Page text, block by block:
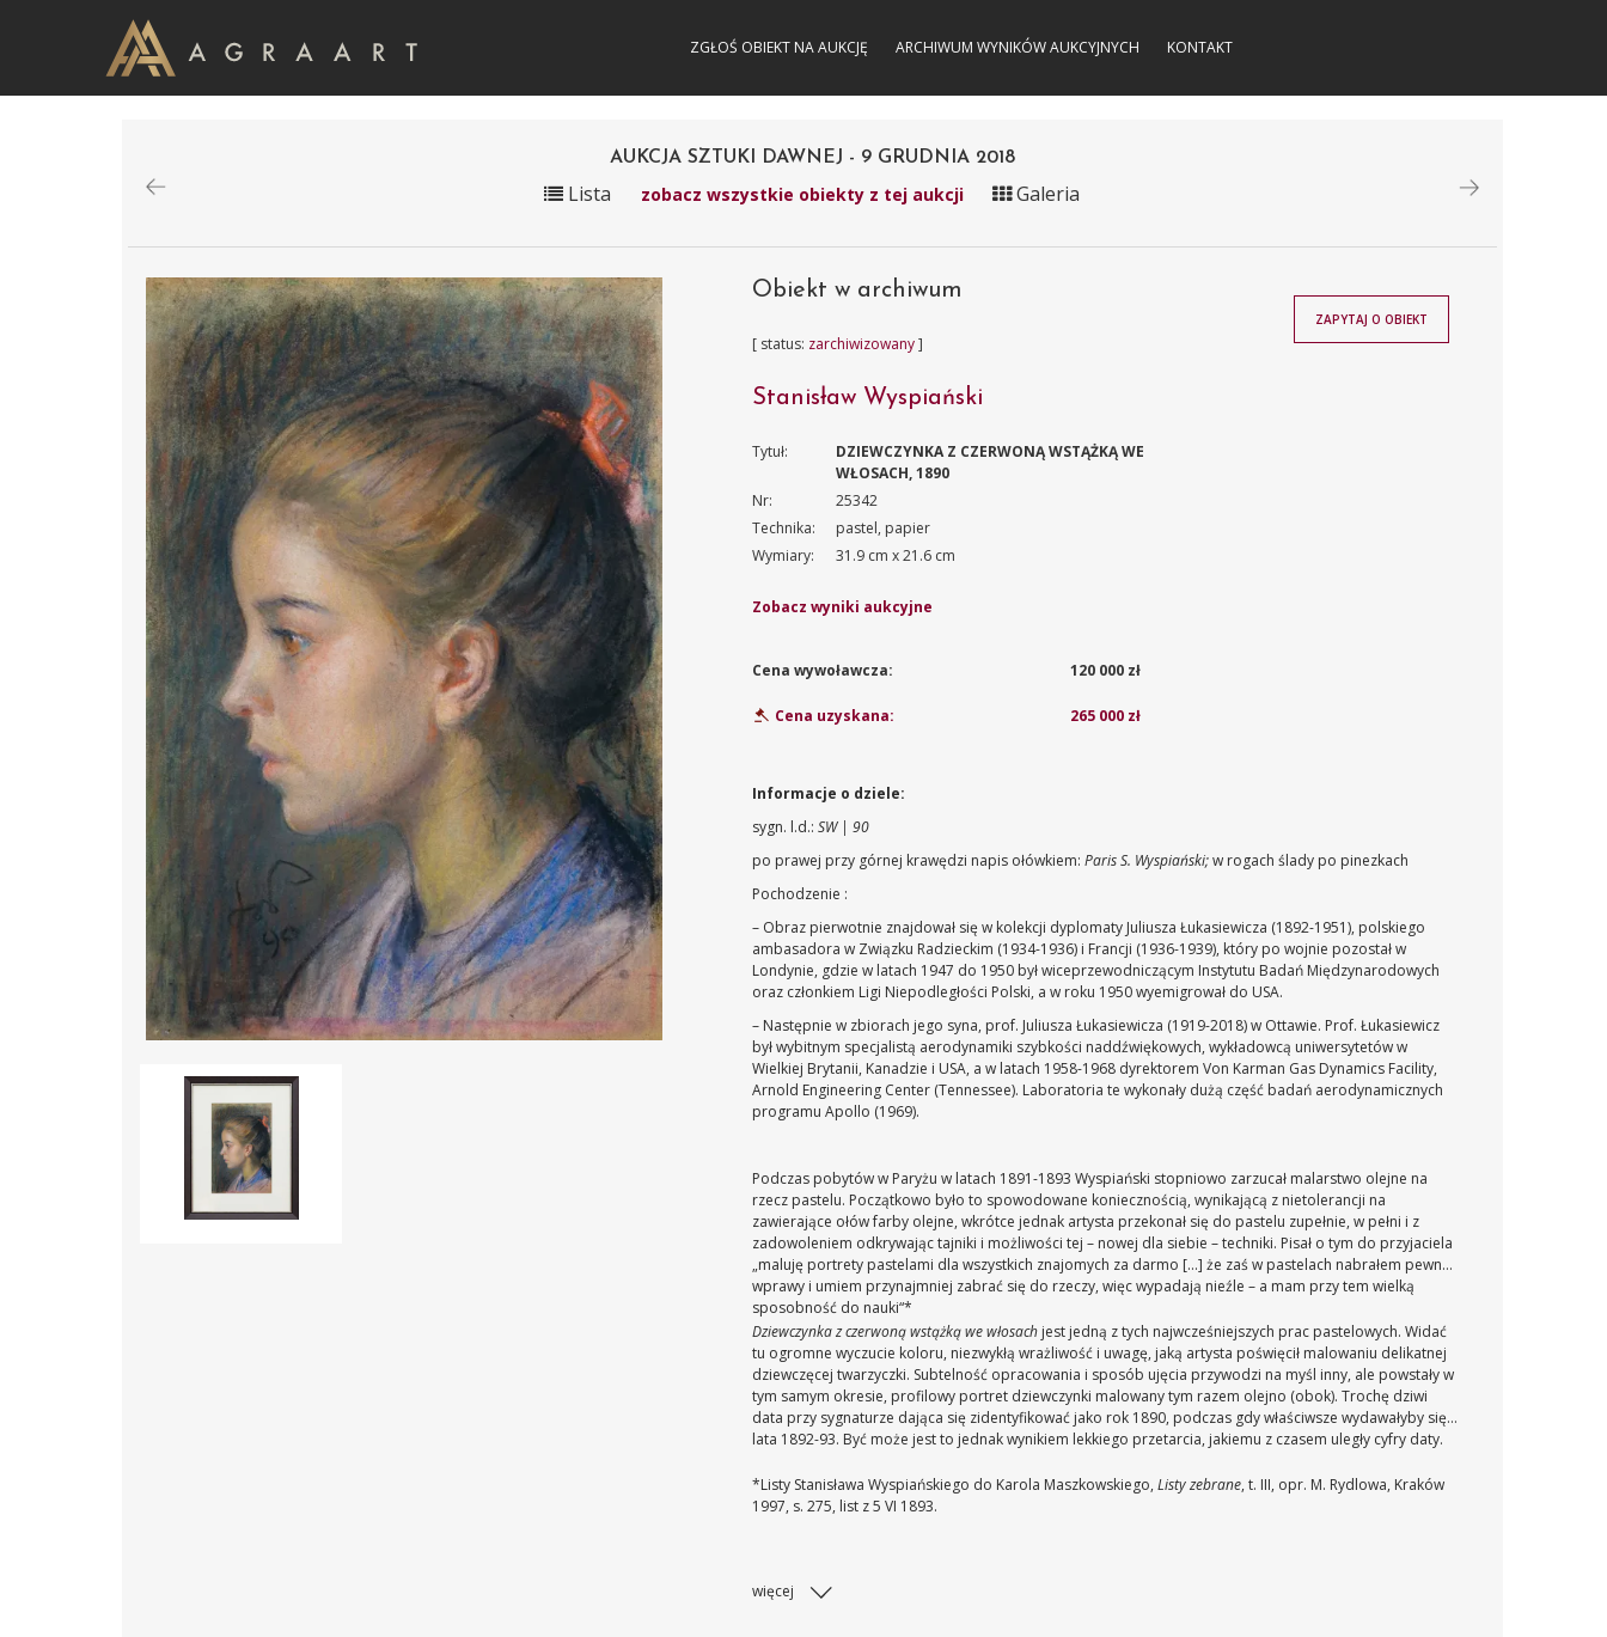
ZGŁOŚ OBIEKT NA AUKCJĘ ARCHIWUM WYNIKÓW AUKCYJNYCH KONTAKT
AUKCJA SZTUKI DAWNEJ - 9 GRUDNIA 2018
Lista zobacz wszystkie obiekty z tej aukcji Galeria
Obiekt w archiwum
[ status: zarchiwizowany]
Stanisław Wyspiański
Tytuł:
DZIEWCZYNKA Z CZERWONĄ WSTĄŻKĄ WE
WŁOSACH, 1890
Nr:
25342
Technika:
pastel, papier
Wymiary:
31.9 cm x 21.6 cm
Zobacz wyniki aukcyjne
Cena wywoławcza: 120 000 zł
Cena uzyskana: 265 000 zł
ZAPYTAJ O OBIEKT
Informacje o dziele:
sygn. l.d.:SW | 90
po prawej przy górnej krawędzi napis ołówkiem:Paris S. Wyspiański;w rogach ślady po pinezkach
Pochodzenie :
– Obraz pierwotnie znajdował się w kolekcji dyplomaty Juliusza Łukasiewicza (1892-1951), polskiego
ambasadora w Związku Radzieckim (1934-1936) i Francji (1936-1939), który po wojnie pozostał w
Londynie, gdzie w latach 1947 do 1950 był wiceprzewodniczącym Instytutu Badań Międzynarodowych
oraz członkiem Ligi Niepodległości Polski, a w roku 1950 wyemigrował do USA.
– Następnie w zbiorach jego syna, prof. Juliusza Łukasiewicza (1919-2018) w Ottawie. Prof. Łukasiewicz
był wybitnym specjalistą aerodynamiki szybkości naddźwiękowych, wykładowcą uniwersytetów w
Wielkiej Brytanii, Kanadzie i USA, a w latach 1958-1968 dyrektorem Von Karman Gas Dynamics Facility,
Arnold Engineering Center (Tennessee). Laboratoria te wykonały dużą część badań aerodynamicznych
programu Apollo (1969).
Podczas pobytów w Paryżu w latach 1891-1893 Wyspiański stopniowo zarzucał malarstwo olejne na
rzecz pastelu. Początkowo było to spowodowane koniecznością, wynikającą z nietolerancji na
zawierające ołów farby olejne, wkrótce jednak artysta przekonał się do pastelu zupełnie, w pełni i z
zadowoleniem odkrywając tajniki i możliwości tej – nowej dla siebie – techniki. Pisał o tym do przyjaciela
„maluję portrety pastelami dla wszystkich znajomych za darmo [...] że zaś w pastelach nabrałem pewnej
wprawy i umiem przynajmniej zabrać się do rzeczy, więc wypadają nieźle – a mam przy tem wielką
sposobność do nauki“*
Dziewczynka z czerwoną wstążką we włosach jest jedną z tych najwcześniejszych prac pastelowych. Widać
tu ogromne wyczucie koloru, niezwykłą wrażliwość i uwagę, jaką artysta poświęcił malowaniu delikatnej
dziewczęcej twarzyczki. Subtelność opracowania i sposób ujęcia przywodzi na myśl inny, ale powstały w
tym samym okresie, profilowy portret dziewczynki malowany tym razem olejno (obok). Trochę dziwi
data przy sygnaturze dająca się zidentyfikować jako rok 1890, podczas gdy właściwsze wydawałyby się
lata 1892-93. Być może jest to jednak wynikiem lekkiego przetarcia, jakiemu z czasem uległy cyfry daty.
*Listy Stanisława Wyspiańskiego do Karola Maszkowskiego, Listy zebrane, t. III, opr. M. Rydlowa, Kraków
1997, s. 275, list z 5 VI 1893.
więcej